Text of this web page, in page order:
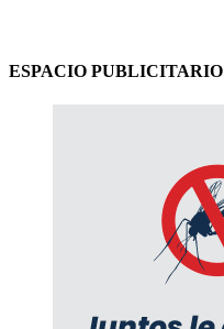
ESPACIO PUBLICITARIO